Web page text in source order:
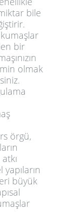
bile
bir
olmak
örgü,
büyük